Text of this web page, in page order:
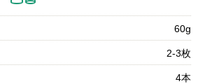
60g
2-3枚
4本